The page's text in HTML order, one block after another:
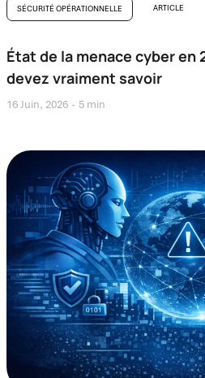
SÉCURITÉ OPÉRATIONNELLE ARTICLE
État de la menace cyber en
devez vraiment savoir
16 Juin, 2026 5 min